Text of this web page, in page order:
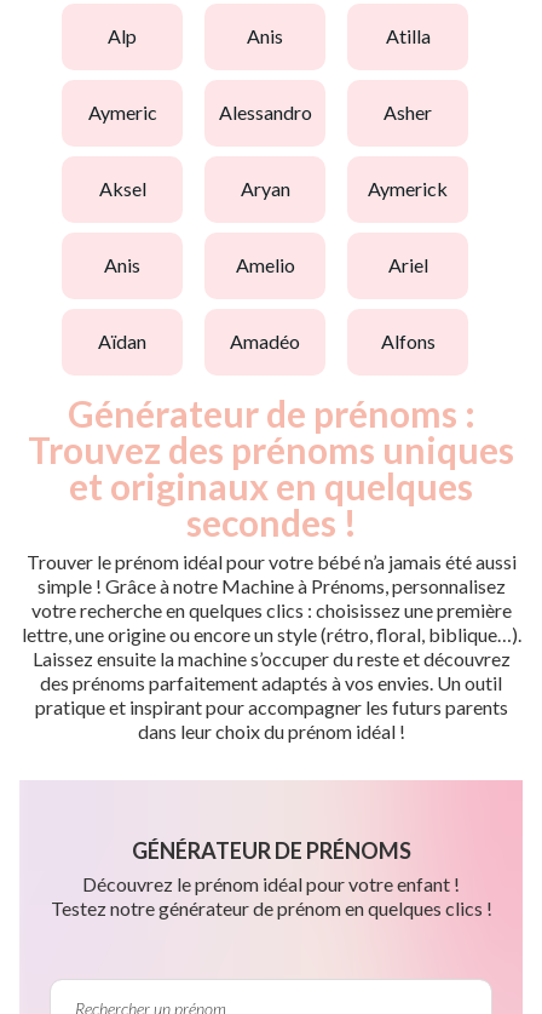
alp anis atilla
aymeric alessandro asher
aksel aryan aymerick
anis amelio ariel
aïdan amadéo alfons
Générateur de prénoms :
Trouvez des prénoms uniques
et originaux en quelques
secondes !
Trouver le prénom idéal pour votre bébé n’a jamais été aussi
simple ! Grâce à notre Machine à Prénoms, personnalisez
votre recherche en quelques clics : choisissez une première
lettre, une origine ou encore un style (rétro, floral, biblique…).
Laissez ensuite la machine s’occuper du reste et découvrez
des prénoms parfaitement adaptés à vos envies. Un outil
pratique et inspirant pour accompagner les futurs parents
dans leur choix du prénom idéal !
GÉNÉRATEUR DE PRÉNOMS
Découvrez le prénom idéal pour votre enfant !
Testez notre générateur de prénom en quelques clics !